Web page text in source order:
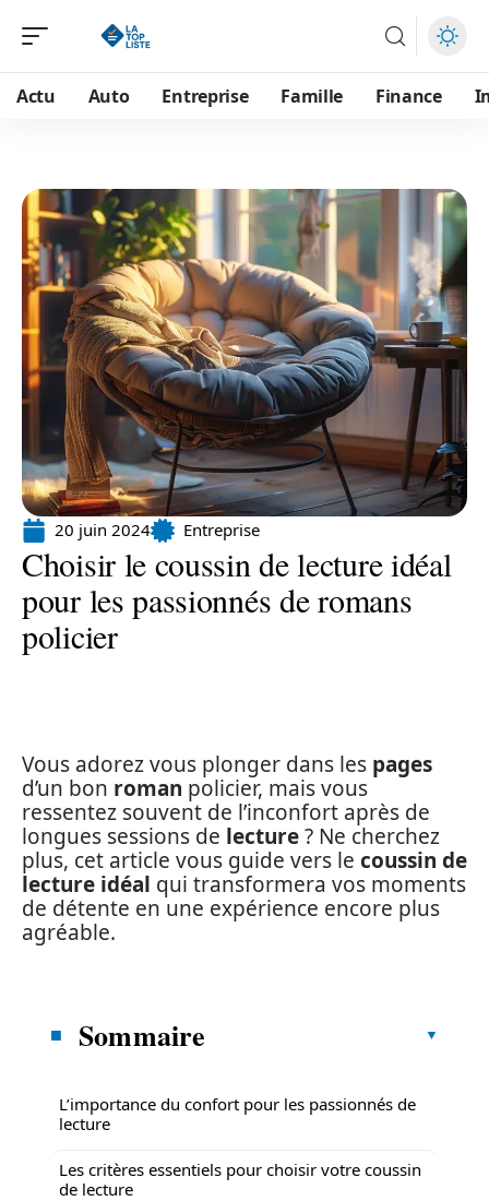
Actu Auto Entreprise Famille Finance
20 juin 2024 Entreprise
Choisir le coussin de lecture idéal
pour les passionnés de romans
policier
Vous adorez vous plonger dans les pages
d’un bon roman policier, mais vous
ressentez souvent de l’inconfort après de
longues sessions de lecture? Ne cherchez
plus, cet article vous guide vers le coussin de
lecture idéal qui transformera vos moments
de détente en une expérience encore plus
agréable.
Sommaire
L’importance du confort pour les passionnés de
lecture
Les critères essentiels pour choisir votre coussin
de lecture